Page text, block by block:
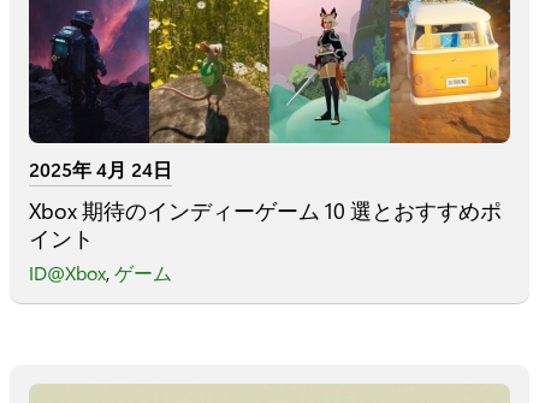
2025年 4月 24日
Xbox 期待のインディーゲーム 10 選とおすすめポ
イント
ID@Xbox,ゲーム